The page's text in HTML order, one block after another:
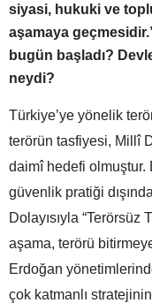
siyasi, hukuki ve
aşamaya
bugün başladı?
neydi?
Türkiye’ye yönelik
terörün tasfiyesi, Millî
daimî hedefi olmuştur.
güvenlik pratiği
Dolayısıyla “Terörsüz
aşama, terörü
Erdoğan
çok katmanlı